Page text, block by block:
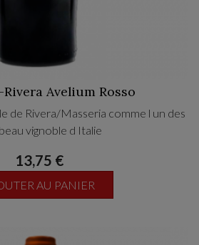
Avelium Rosso
de Rivera/Masseria comme l un des
vignoble d Italie
13,75 €
AU PANIER